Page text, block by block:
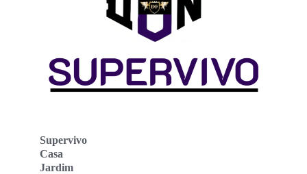
Supervivo
Casa
Jardim